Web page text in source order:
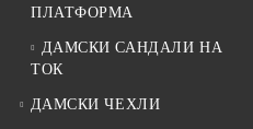
ПЛАТФОРМА
ДАМСКИ САНДАЛИ НА
ТОК
ДАМСКИ ЧЕХЛИ